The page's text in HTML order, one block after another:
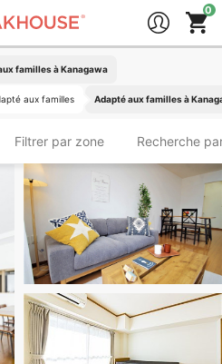
familles à Kanagawa
aux familles Adapté aux familles à
Filtrer par zone Recherche